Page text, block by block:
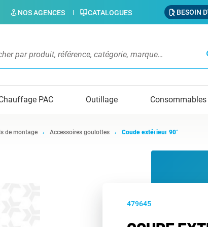
NOS AGENCES CATALOGUES BESOIN
PAC Outillage Consommables
de montage Accessoires goulottes Coude extérieur 90°
479645